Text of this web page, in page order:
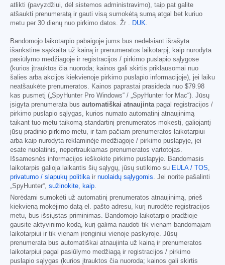
atlikti (pavyzdžiui, dėl sistemos administravimo), taip pat galite
atšaukti prenumeratą ir gauti visą sumokėtą sumą atgal bet kuriuo
metu per 30 dienų nuo pirkimo datos. Žr .
DUK
Bandomojo laikotarpio pabaigoje jums bus nedelsiant išrašyta
išankstinė sąskaita už kainą ir prenumeratos laikotarpį, kaip nurodyta
pasiūlymo medžiagoje ir registracijos / pirkimo puslapio sąlygose
(kurios įtrauktos čia nuoroda; kainos gali skirtis priklausomai nuo
šalies arba akcijos kiekvienoje pirkimo puslapio informacijoje), jei laiku
neatšaukėte prenumeratos. Kainos paprastai prasideda nuo $79.98
kas pusmetį („SpyHunter Pro Windows“ / „SpyHunter for Mac“). Jūsų
įsigyta prenumerata bus automatiškai atnaujinta pagal registracijos /
pirkimo puslapio sąlygas, kurios numato automatinį atnaujinimą
taikant tuo metu taikomą standartinį prenumeratos mokestį, galiojantį
jūsų pradinio pirkimo metu, ir tam pačiam prenumeratos laikotarpiui
arba kaip nurodyta reklaminėje medžiagoje / pirkimo puslapyje, jei
esate nuolatinis, nepertraukiamas prenumeratos vartotojas.
Išsamesnės informacijos ieškokite pirkimo puslapyje. Bandomasis
laikotarpis galioja laikantis šių sąlygų, jūsų sutikimo su EULA / TOS
privatumo / slapukų politika ir nuolaidų sąlygomis . Jei norite pašalinti
„SpyHunter“, sužinokite, kaip
Norėdami sumokėti už automatinį prenumeratos atnaujinimą, prieš
kiekvieną mokėjimo datą el. pašto adresu, kurį nurodėte registracijos
metu, bus išsiųstas priminimas. Bandomojo laikotarpio pradžioje
gausite aktyvinimo kodą, kurį galima naudoti tik vienam bandomajam
laikotarpiui ir tik vienam įrenginiui vienoje paskyroje. Jūsų
prenumerata bus automatiškai atnaujinta už kainą ir prenumeratos
laikotarpiui pagal pasiūlymo medžiagą ir registracijos / pirkimo
puslapio sąlygas (kurios įtrauktos čia nuoroda; kainos gali skirtis